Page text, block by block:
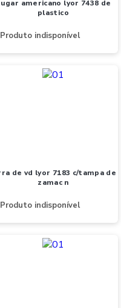
plastico
Produto indisponível
zamac n
Produto indisponível